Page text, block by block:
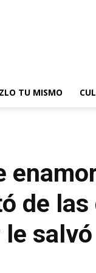
TU MISMO
la rescató de...
de